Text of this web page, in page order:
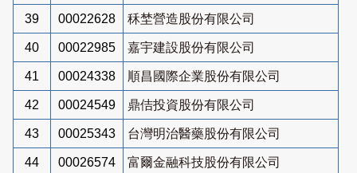
39 00022628 秝埜營造股份有限公司
40 00022985 嘉宇建設股份有限公司
41 00024338 順昌國際企業股份有限公司
42 00024549 鼎佶投資股份有限公司
43 00025343 台灣明治醫藥股份有限公司
44 00026574 富爾金融科技股份有限公司